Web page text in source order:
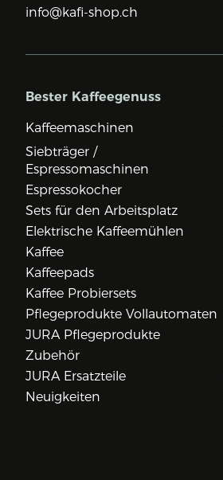
info@kafi-shop.ch
Bester Kaffeegenuss
Kaffeemaschinen
Siebträger /
Espressomaschinen
Espressokocher
Sets für den Arbeitsplatz
Elektrische Kaffeemühlen
Kaffee
Kaffeepads
Kaffee Probiersets
Pflegeprodukte Vollautomaten
JURA Pflegeprodukte
Zubehör
JURA Ersatzteile
Neuigkeiten